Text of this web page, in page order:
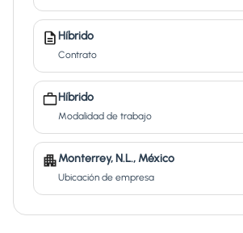
Híbrido
Contrato
Híbrido
Modalidad de trabajo
Monterrey, N.L., México
Ubicación de empresa